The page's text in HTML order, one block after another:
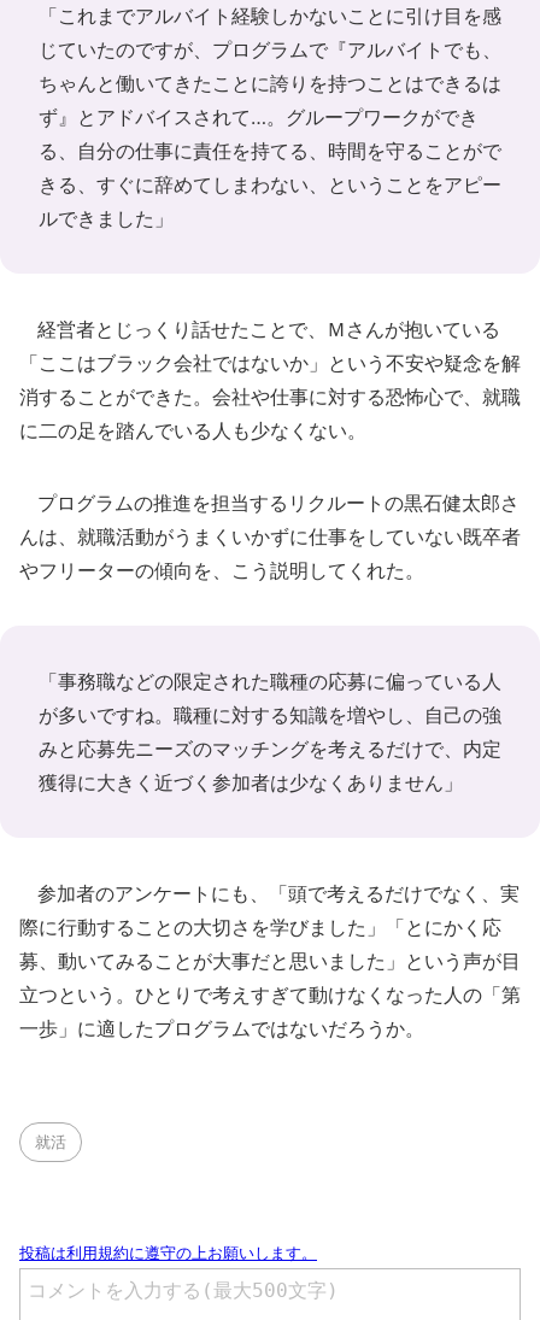
「これまでアルバイト経験しかないことに引け目を感
じていたのですが、プログラムで『アルバイトでも、
ちゃんと働いてきたことに誇りを持つことはできるは
ず』とアドバイスされて…。グループワークができ
る、自分の仕事に責任を持てる、時間を守ることがで
きる、すぐに辞めてしまわない、ということをアピー
ルできました」
経営者とじっくり話せたことで、Ｍさんが抱いている
「ここはブラック会社ではないか」という不安や疑念を解
消することができた。会社や仕事に対する恐怖心で、就職
に二の足を踏んでいる人も少なくない。
プログラムの推進を担当するリクルートの黒石健太郎さ
んは、就職活動がうまくいかずに仕事をしていない既卒者
やフリーターの傾向を、こう説明してくれた。
「事務職などの限定された職種の応募に偏っている人
が多いですね。職種に対する知識を増やし、自己の強
みと応募先ニーズのマッチングを考えるだけで、内定
獲得に大きく近づく参加者は少なくありません」
参加者のアンケートにも、「頭で考えるだけでなく、実
際に行動することの大切さを学びました」「とにかく応
募、動いてみることが大事だと思いました」という声が目
立つという。ひとりで考えすぎて動けなくなった人の「第
一歩」に適したプログラムではないだろうか。
就活